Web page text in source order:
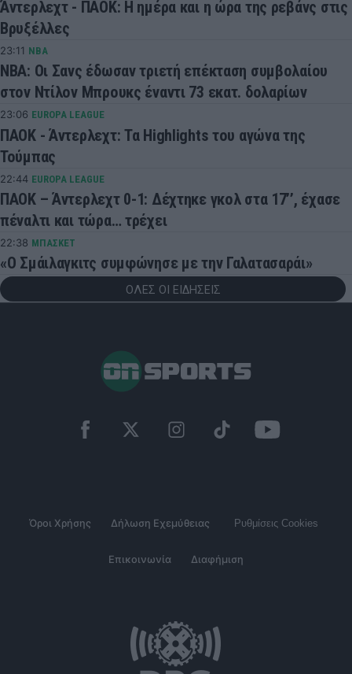
Άντερλεχτ - ΠΑΟΚ: Η ημέρα και η ώρα της ρεβάνς στις
Βρυξέλλες
23:11 NBA
ΝΒΑ: Οι Σανς έδωσαν τριετή επέκταση συμβολαίου
στον Ντίλον Μπρουκς έναντι 73 εκατ. δολαρίων
23:06 EUROPA LEAGUE
ΠΑΟΚ - Άντερλεχτ: Τα Highlights του αγώνα της
Τούμπας
22:44 EUROPA LEAGUE
ΠΑΟΚ – Άντερλεχτ 0-1: Δέχτηκε γκολ στα 17’’, έχασε
πέναλτι και τώρα… τρέχει
22:38 ΜΠΑΣΚΕΤ
«Ο Σμάιλαγκιτς συμφώνησε με την Γαλατασαράι»
ΟΛΕΣ ΟΙ ΕΙΔΗΣΕΙΣ
Όροι Χρήσης Δήλωση Εχεμύθειας Ρυθμίσεις Cookies
Επικοινωνία Διαφήμιση